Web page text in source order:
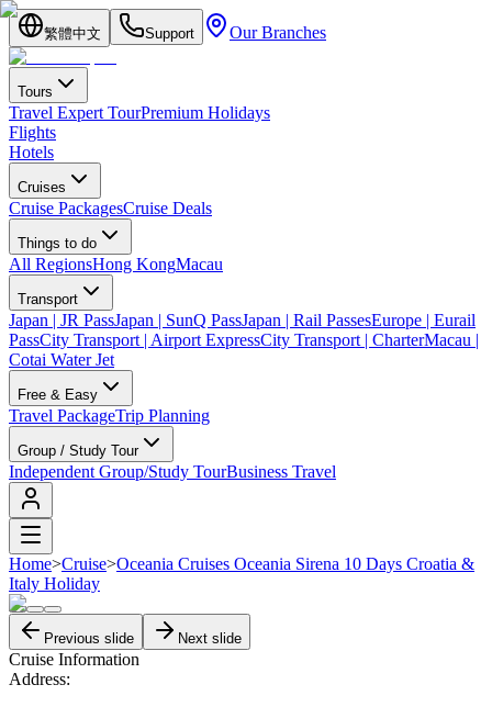
繁體中文 Support Our Branches
Tours
Travel Expert TourPremium Holidays
Flights
Hotels
Cruises
Cruise PackagesCruise Deals
Things to do
All RegionsHong KongMacau
Transport
Japan | JR PassJapan | SunQ PassJapan | Rail PassesEurope | Eurail
PassCity Transport | Airport ExpressCity Transport | CharterMacau |
Cotai Water Jet
Free & Easy
Travel PackageTrip Planning
Group / Study Tour
Independent Group/Study TourBusiness Travel
Home>Cruise>Oceania Cruises Oceania Sirena 10 Days Croatia &
Italy Holiday
Previous slide Next slide
Cruise Information
Address: